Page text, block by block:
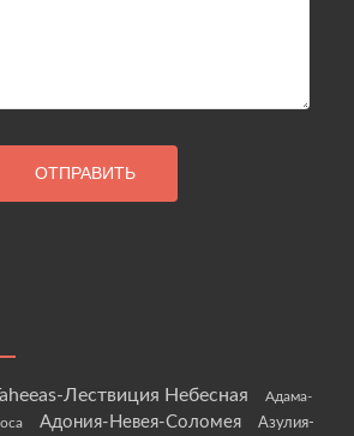
Лествиция Небесная
Адама-
Адония-Невея-Соломея
Азулия-